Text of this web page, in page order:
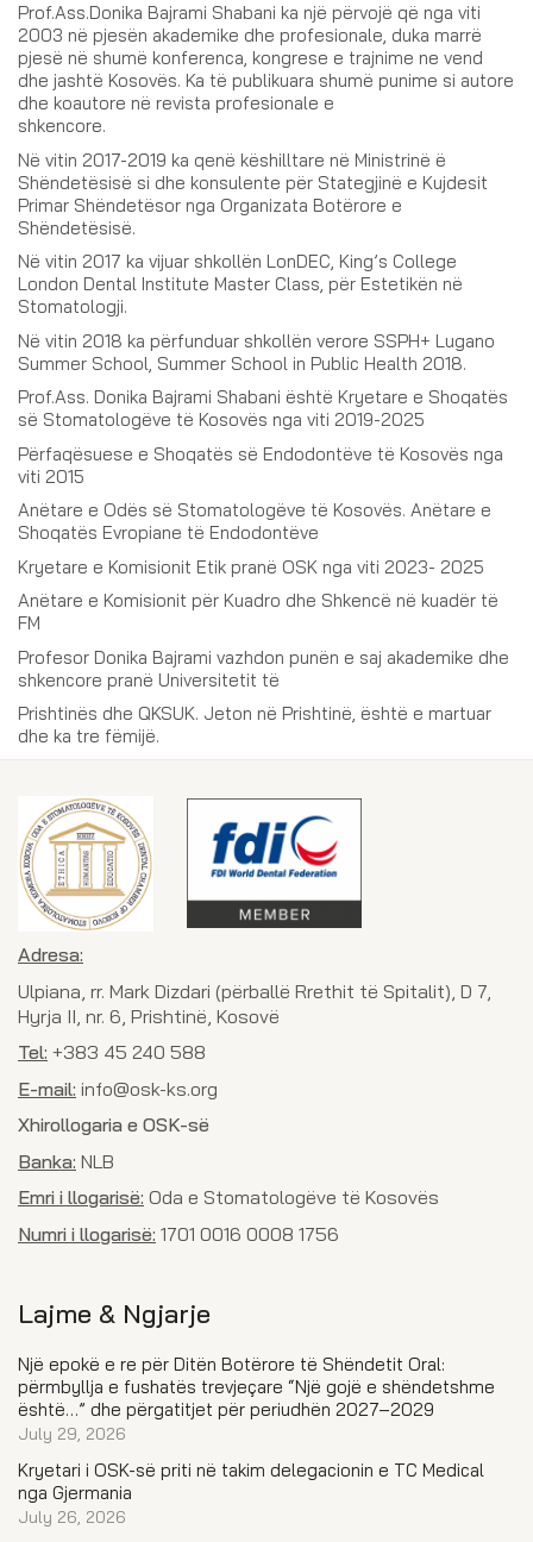
Prof.Ass.Donika Bajrami Shabani ka një përvojë që nga viti
2003 në pjesën akademike dhe profesionale, duka marrë
pjesë në shumë konferenca, kongrese e trajnime ne vend
dhe jashtë Kosovës. Ka të publikuara shumë punime si autore
dhe koautore në revista profesionale e
shkencore.
Në vitin 2017-2019 ka qenë këshilltare në Ministrinë ë
Shëndetësisë si dhe konsulente për Stategjinë e Kujdesit
Primar Shëndetësor nga Organizata Botërore e
Shëndetësisë.
Në vitin 2017 ka vijuar shkollën LonDEC, King’s College
London Dental Institute Master Class, për Estetikën në
Stomatologji.
Në vitin 2018 ka përfunduar shkollën verore SSPH+ Lugano
Summer School, Summer School in Public Health 2018.
Prof.Ass. Donika Bajrami Shabani është Kryetare e Shoqatës
së Stomatologëve të Kosovës nga viti 2019-2025
Përfaqësuese e Shoqatës së Endodontëve të Kosovës nga
viti 2015
Anëtare e Odës së Stomatologëve të Kosovës. Anëtare e
Shoqatës Evropiane të Endodontëve
Kryetare e Komisionit Etik pranë OSK nga viti 2023- 2025
Anëtare e Komisionit për Kuadro dhe Shkencë në kuadër të
FM
Profesor Donika Bajrami vazhdon punën e saj akademike dhe
shkencore pranë Universitetit të
Prishtinës dhe QKSUK. Jeton në Prishtinë, është e martuar
dhe ka tre fëmijë.
Adresa:
Ulpiana, rr. Mark Dizdari (përballë Rrethit të Spitalit), D 7,
Hyrja II, nr. 6, Prishtinë, Kosovë
Tel: +383 45 240 588
E-mail: info@osk-ks.org
Xhirollogaria e OSK-së
Banka: NLB
Emri i llogarisë: Oda e Stomatologëve të Kosovës
Numri i llogarisë: 1701 0016 0008 1756
Lajme & Ngjarje
Një epokë e re për Ditën Botërore të Shëndetit Oral:
përmbyllja e fushatës trevjeçare “Një gojë e shëndetshme
është…” dhe përgatitjet për periudhën 2027–2029
July 29, 2026
Kryetari i OSK-së priti në takim delegacionin e TC Medical
nga Gjermania
July 26, 2026